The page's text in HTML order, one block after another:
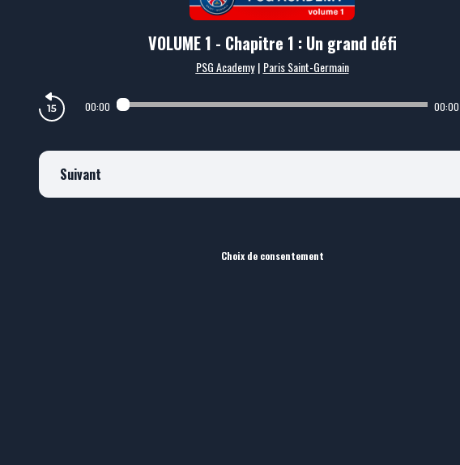
VOLUME 1 - Chapitre 1 : Un grand défi
PSG Academy | Paris Saint-Germain
00:00 00:00
Suivant
Choix de consentement